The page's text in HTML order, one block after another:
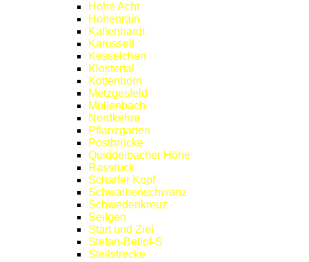
Hohe Acht
Hohenrain
Kallenhardt
Karussell
Kesselchen
Klostertal
Kottenborn
Metzgesfeld
Müllenbach
Nordkehre
Pflanzgarten
Postbrücke
Quiddelbacher Höhe
Rassrück
Scharfer Kopf
Schwalbenschwanz
Schwedenkreuz
Seifgen
Start und Ziel
Stefan-Bellof-S
Steilstrecke